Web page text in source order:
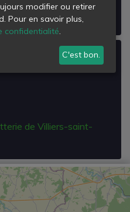
de Gouaix
saint-georges
de Villiers-saint-
modifier ou retirer
Pour en savoir plus,
confidentialité.
C'est bon.